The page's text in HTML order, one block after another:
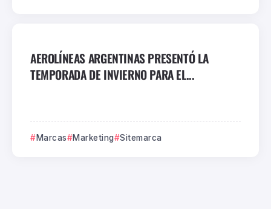
AEROLÍNEAS ARGENTINAS PRESENTÓ LA
TEMPORADA DE INVIERNO PARA EL...
Marcas Marketing Sitemarca